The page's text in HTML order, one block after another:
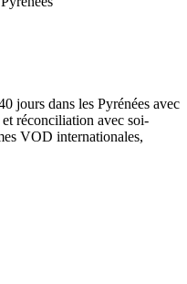
jours dans les Pyrénées avec
réconciliation avec soi-
VOD internationales,